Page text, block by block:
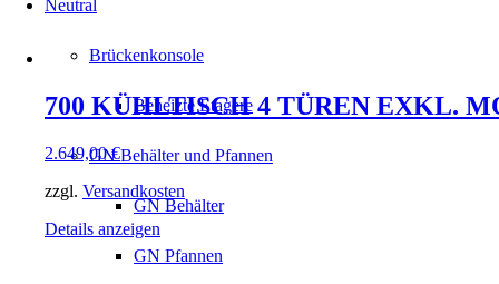
Neutral
Brückenkonsole
Beheizte Etagere
GN Behälter und Pfannen
GN Behälter
GN Pfannen
700 KÜHLTISCH 4 TÜREN EXKL.
2.649,00€
zzgl. Versandkosten
Details anzeigen